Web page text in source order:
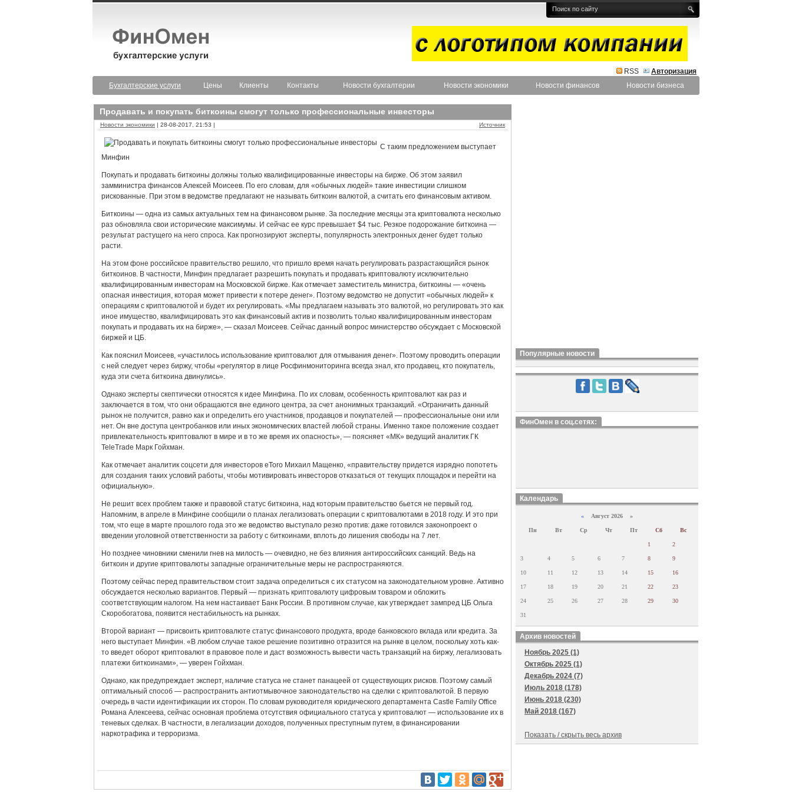
RSS
Авторизация
Бухгалтерские услуги
Цены Клиенты Контакты Новости бухгалтерии Новости экономики Новости финансов Новости бизнеса
Продавать и покупать биткоины смогут только профессиональные инвесторы
Новости экономики | 28-08-2017, 21:53 | Источник
С таким предложением выступает
Минфин
Покупать и продавать биткоины должны только квалифицированные инвесторы на бирже. Об этом заявил
замминистра финансов Алексей Моисеев. По его словам, для «обычных людей» такие инвестиции слишком
рискованные. При этом в ведомстве предлагают не называть биткоин валютой, а считать его финансовым активом.
Биткоины — одна из самых актуальных тем на финансовом рынке. За последние месяцы эта криптовалюта несколько
раз обновляла свои исторические максимумы. И сейчас ее курс превышает $4 тыс. Резкое подорожание биткоина —
результат растущего на него спроса. Как прогнозируют эксперты, популярность электронных денег будет только
расти.
На этом фоне российское правительство решило, что пришло время начать регулировать разрастающийся рынок
биткоинов. В частности, Минфин предлагает разрешить покупать и продавать криптовалюту исключительно
квалифицированным инвесторам на Московской бирже. Как отмечает заместитель министра, биткоины — «очень
опасная инвестиция, которая может привести к потере денег». Поэтому ведомство не допустит «обычных людей» к
операциям с криптовалютой и будет их регулировать. «Мы предлагаем называть это валютой, но регулировать это как
иное имущество, квалифицировать это как финансовый актив и позволить только квалифицированным инвесторам
покупать и продавать их на бирже», — сказал Моисеев. Сейчас данный вопрос министерство обсуждает с Московской
биржей и ЦБ.
Как пояснил Моисеев, «участилось использование криптовалют для отмывания денег». Поэтому проводить операции
с ней следует через биржу, чтобы «регулятор в лице Росфинмониторинга всегда знал, кто продавец, кто покупатель,
куда эти счета биткоина двинулись».
Однако эксперты скептически относятся к идее Минфина. По их словам, особенность криптовалют как раз и
заключается в том, что они обращаются вне единого центра, за счет анонимных транзакций. «Ограничить данный
рынок не получится, равно как и определить его участников, продавцов и покупателей — профессиональные они или
нет. Он вне доступа центробанков или иных экономических властей любой страны. Именно такое положение создает
привлекательность криптовалют в мире и в то же время их опасность», — поясняет «МК» ведущий аналитик ГК
TeleTrade Марк Гойхман.
Как отмечает аналитик соцсети для инвесторов eToro Михаил Мащенко, «правительству придется изрядно попотеть
для создания таких условий работы, чтобы мотивировать инвесторов отказаться от текущих площадок и перейти на
официальную».
Не решит всех проблем также и правовой статус биткоина, над которым правительство бьется не первый год.
Напомним, в апреле в Минфине сообщили о планах легализовать операции с криптовалютами в 2018 году. И это при
том, что еще в марте прошлого года это же ведомство выступало резко против: даже готовился законопроект о
введении уголовной ответственности за работу с биткоинами, вплоть до лишения свободы на 7 лет.
Но позднее чиновники сменили гнев на милость — очевидно, не без влияния антироссийских санкций. Ведь на
биткоин и другие криптовалюты западные ограничительные меры не распространяются.
Поэтому сейчас перед правительством стоит задача определиться с их статусом на законодательном уровне. Активно
обсуждается несколько вариантов. Первый — признать криптовалюту цифровым товаром и обложить
соответствующим налогом. На нем настаивает Банк России. В противном случае, как утверждает зампред ЦБ Ольга
Скоробогатова, появится нестабильность на рынках.
Второй вариант — присвоить криптовалюте статус финансового продукта, вроде банковского вклада или кредита. За
него выступает Минфин. «В любом случае такое решение позитивно отразится на рынке в целом, поскольку хоть как-
то введет оборот криптовалют в правовое поле и даст возможность вывести часть транзакций на биржу, легализовать
платежи биткоинами», — уверен Гойхман.
Однако, как предупреждает эксперт, наличие статуса не станет панацеей от существующих рисков. Поэтому самый
оптимальный способ — распространить антиотмывочное законодательство на сделки с криптовалютой. В первую
очередь в части идентификации их сторон. По словам руководителя юридического департамента Castle Family Office
Романа Алексеева, сейчас основная проблема отсутствия официального статуса у криптовалют — использование их в
теневых сделках. В частности, в легализации доходов, полученных преступным путем, в финансировании
наркотрафика и терроризма.
Популярные новости
ФинОмен в соц.сетях:
Календарь
« Август 2026 »
Пн Вт Ср Чт Пт Сб Вс
1 2
3 4 5 6 7 8 9
10 11 12 13 14 15 16
17 18 19 20 21 22 23
24 25 26 27 28 29 30
31
Архив новостей
Ноябрь 2025 (1)
Октябрь 2025 (1)
Декабрь 2024 (7)
Июль 2018 (178)
Июнь 2018 (230)
Май 2018 (167)
Показать / скрыть весь архив